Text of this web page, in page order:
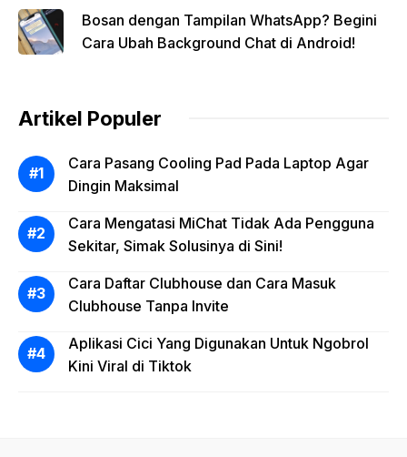
Bosan dengan Tampilan WhatsApp? Begini
Cara Ubah Background Chat di Android!
Artikel Populer
Cara Pasang Cooling Pad Pada Laptop Agar
Dingin Maksimal
Cara Mengatasi MiChat Tidak Ada Pengguna
Sekitar, Simak Solusinya di Sini!
Cara Daftar Clubhouse dan Cara Masuk
Clubhouse Tanpa Invite
Aplikasi Cici Yang Digunakan Untuk Ngobrol
Kini Viral di Tiktok